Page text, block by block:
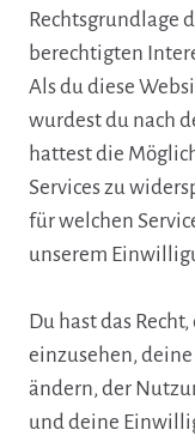
Rechtsgrundlage
berechtigten
Als du diese
wurdest du nach
hattest die
Services zu
für welchen
unserem
Du hast das
einzusehen,
ändern, der
und deine